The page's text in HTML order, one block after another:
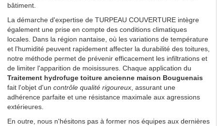
bâtiment.
La démarche d'expertise de TURPEAU COUVERTURE intègre
également une prise en compte des conditions climatiques
locales. Dans la région nantaise, où les variations de température
et l'humidité peuvent rapidement affecter la durabilité des toitures,
notre méthode permet de prévenir efficacement les infiltrations et
de limiter l'apparition de moisissures. Chaque application du
Traitement hydrofuge toiture ancienne maison Bouguenais
fait l'objet d'un contrôle qualité rigoureux , assurant une
adhérence parfaite et une résistance maximale aux agressions
extérieures.
En outre, nous n'hésitons pas à former nos équipes aux dernières